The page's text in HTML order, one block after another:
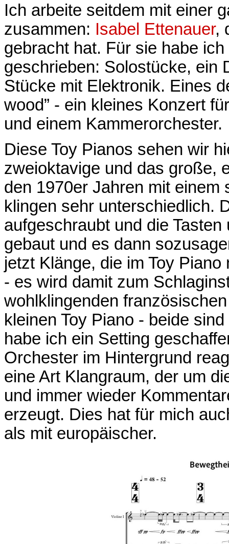
Ich arbeite seitdem mit einer
zusammen: Isabel Ettenauer,
gebracht hat. Für sie habe
geschrieben: Solostücke, ein
Stücke mit Elektronik. Eines
wood” - ein kleines Konzert
und einem Kammerorchester.
Diese Toy Pianos sehen wir
zweioktavige und das große,
den 1970er Jahren mit einem
klingen sehr unterschiedlich.
aufgeschraubt und die
gebaut und es dann
jetzt Klänge, die im Toy
- es wird damit zum
wohlklingenden
kleinen Toy Piano - beide
habe ich ein Setting
Orchester im Hintergrund
eine Art Klangraum, der um
und immer wieder
erzeugt. Dies hat für mich
als mit europäischer.